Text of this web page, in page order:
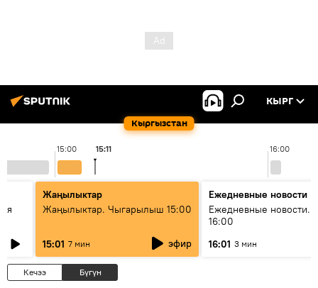
Кыргызстан
КЫРГ
15:00 16:00
15:11
Жаңылыктар
Жаңылыктар. Чыгарылыш 15:00
15:01 7 мин эфир
Ежедневные новости
Ежедневные новости.
16:00
16:01 3 мин
Кечээ Бүгүн